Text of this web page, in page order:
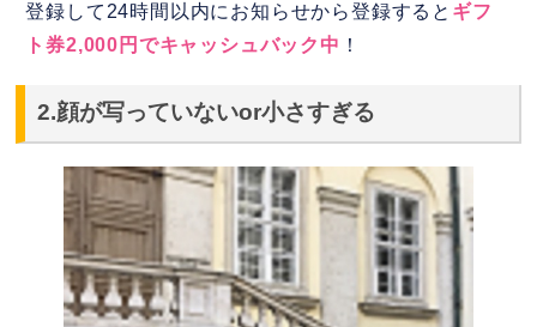
登録して24時間以内にお知らせから登録すると ギフ
ト券2,000円でキャッシュバック中 ！
2.顔が写っていないor小さすぎる